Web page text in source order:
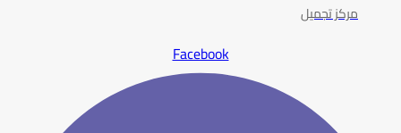
مركز تجميل
Facebook